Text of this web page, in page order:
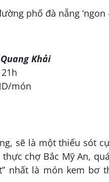
Khải
món
sẽ là một thiếu sót
chợ Bắc Mỹ An,
nhất là món kem